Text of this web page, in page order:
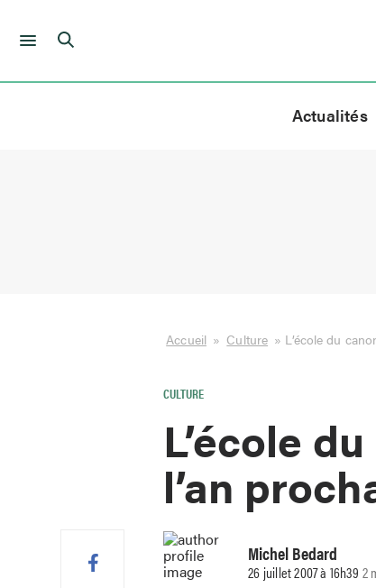
Skip
Actualités
Accueil » Culture » L’école du
CULTURE
L’école
l’an
Michel Bedard
26 juillet 2007 à 16h39 2